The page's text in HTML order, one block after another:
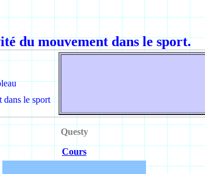
du mouvement dans le sport.
dans le sport
Questy
Cours